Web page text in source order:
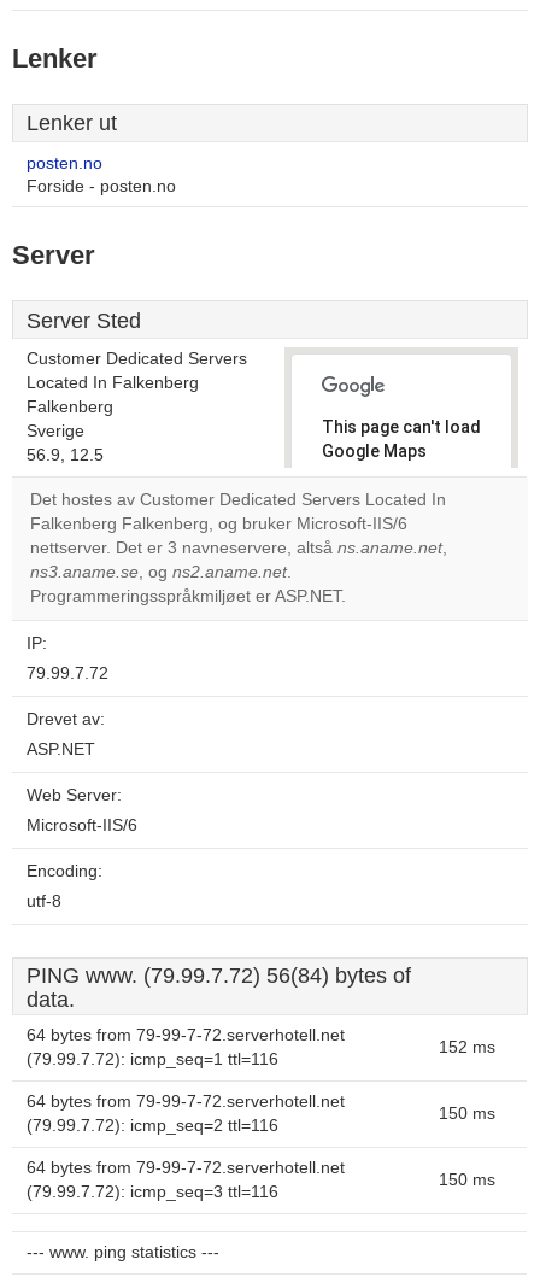
Lenker
Lenker ut
posten.no
Forside - posten.no
Server
Server Sted
Customer Dedicated Servers
Located In Falkenberg
Falkenberg
Sverige
56.9, 12.5
This page can't load
Google Maps
correctly.
Do you
own this
Det hostes av Customer Dedicated Servers Located In
Falkenberg Falkenberg, og bruker Microsoft-IIS/6
nettserver. Det er 3 navneservere, altså ns.aname.net,
ns3.aname.se, og ns2.aname.net.
Programmeringsspråkmiljøet er ASP.NET.
IP:
79.99.7.72
Drevet av:
ASP.NET
Web Server:
Microsoft-IIS/6
Encoding:
utf-8
PING www. (79.99.7.72) 56(84) bytes of
data.
64 bytes from 79-99-7-72.serverhotell.net
(79.99.7.72): icmp_seq=1 ttl=116
152 ms
64 bytes from 79-99-7-72.serverhotell.net
(79.99.7.72): icmp_seq=2 ttl=116
150 ms
64 bytes from 79-99-7-72.serverhotell.net
(79.99.7.72): icmp_seq=3 ttl=116
150 ms
--- www. ping statistics ---